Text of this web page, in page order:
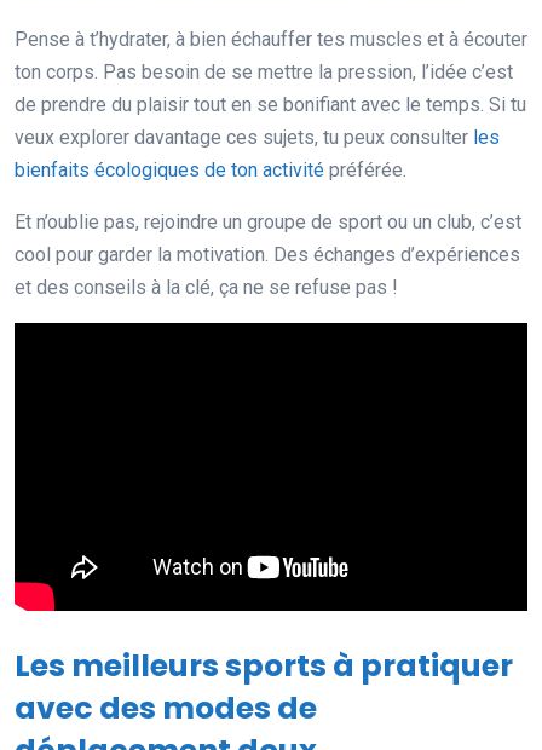
Pense à t’hydrater, à bien échauffer tes muscles et à écouter
ton corps. Pas besoin de se mettre la pression, l’idée c’est
de prendre du plaisir tout en se bonifiant avec le temps. Si tu
veux explorer davantage ces sujets, tu peux consulter les
bienfaits écologiques de ton activité préférée.
Et n’oublie pas, rejoindre un groupe de sport ou un club, c’est
cool pour garder la motivation. Des échanges d’expériences
et des conseils à la clé, ça ne se refuse pas !
Les meilleurs sports à pratiquer
avec des modes de